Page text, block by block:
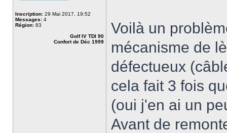
Inscription: 29 Mai 2017, 19:52
Messages: 4
Région: 83
Golf IV TDI 90
Confort de Déc 1999
Voilà un
mécanisme de
défectueux
cela fait 3 fois
(oui j'en ai un
Avant de